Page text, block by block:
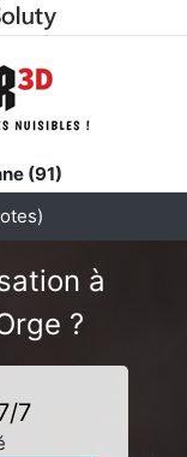
(91)
à
?
7